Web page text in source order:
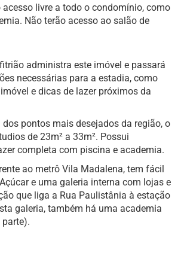
acesso livre a todo o condomínio, como
Não terão acesso ao salão de
administra este imóvel e passará
necessárias para a estadia, como
e dicas de lazer próximos da
pontos mais desejados da região, o
de 23m² a 33m². Possui
completa com piscina e academia.
ao metrô Vila Madalena, tem fácil
e uma galeria interna com lojas e
que liga a Rua Paulistânia à estação
galeria, também há uma academia
parte).